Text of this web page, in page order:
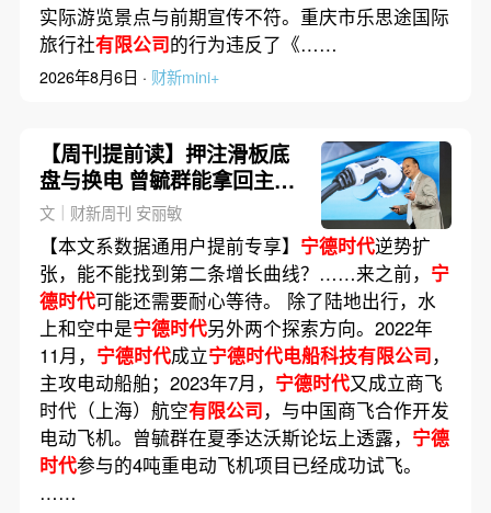
实际游览景点与前期宣传不符。重庆市乐思途国际
旅行社有限公司的行为违反了《……
2026年8月6日 · 财新mini+
【周刊提前读】押注滑板底
盘与换电 曾毓群能拿回主动
吗？
文｜财新周刊 安丽敏
【本文系数据通用户提前专享】 宁德时代逆势扩
张，能不能找到第二条增长曲线？……来之前， 宁
德时代可能还需要耐心等待。 除了陆地出行，水
上和空中是宁德时代另外两个探索方向。2022年
11月， 宁德时代成立宁德时代电船科技有限公司，
主攻电动船舶；2023年7月， 宁德时代又成立商飞
时代（上海）航空有限公司，与中国商飞合作开发
电动飞机。曾毓群在夏季达沃斯论坛上透露， 宁德
时代参与的4吨重电动飞机项目已经成功试飞。
……